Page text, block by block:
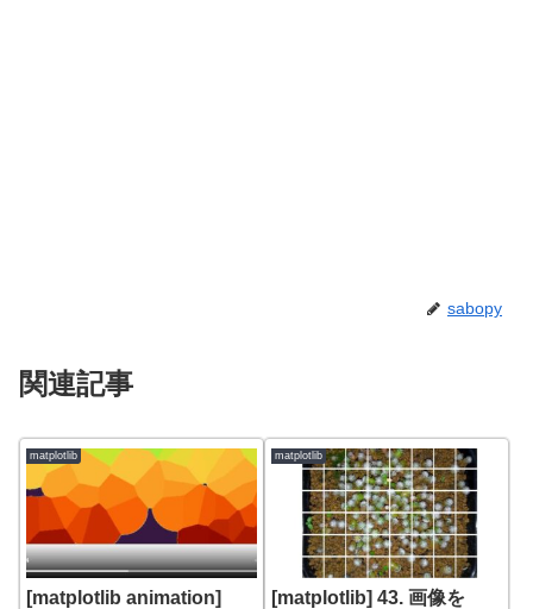
sabopy
関連記事
matplotlib
[matplotlib animation]
matplotlib
[matplotlib] 43. 画像を